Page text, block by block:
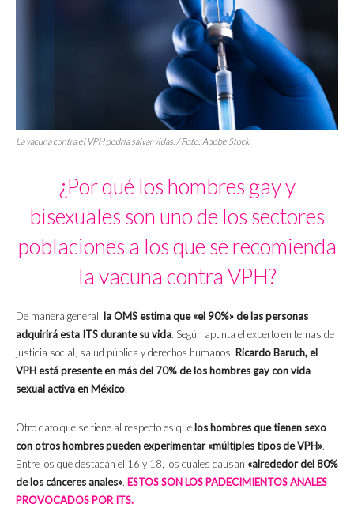
La vacuna contra el VPH podría salvar vidas. / Foto: Adobe Stock
¿Por qué los hombres gay y
bisexuales son uno de los sectores
poblaciones a los que se recomienda
la vacuna contra VPH?
De manera general, la OMS estima que «el 90%» de las personas
adquirirá esta ITS durante su vida. Según apunta el experto en temas de
justicia social, salud pública y derechos humanos, Ricardo Baruch, el
VPH está presente en más del 70% de los hombres gay con vida
sexual activa en México.
Otro dato que se tiene al respecto es que los hombres que tienen sexo
con otros hombres pueden experimentar «múltiples tipos de VPH».
Entre los que destacan el 16 y 18, los cuales causan «alrededor del 80%
de los cánceres anales». ESTOS SON LOS PADECIMIENTOS ANALES
PROVOCADOS POR ITS.